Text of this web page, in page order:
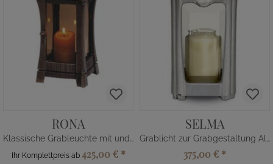
RONA
Klassische Grableuchte mit und ohne Kreuz
Ihr Komplettpreis ab 425,00 € *
SELMA
Grablicht zur Grabgestaltung Alu
375,00 € *